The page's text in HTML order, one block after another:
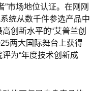
”市场地位认证。在刚刚
统从数千件参选产品中
创新水平的“艾普兰创
两大国际舞台上获得
为“年度技术创新成